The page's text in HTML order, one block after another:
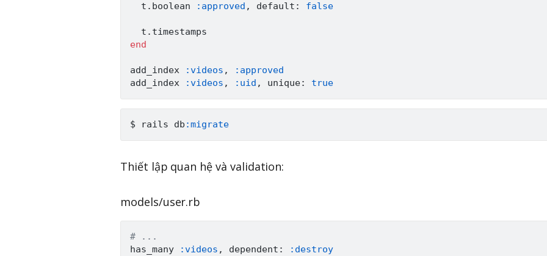
  t
. boolean :approved , default : false
  t
.
end
add_index :videos ,
:approved
add_index
:videos , :uid , unique: true
$ rails db :migrate
Thiết lập quan hệ và validation:
models/user.rb
# ...
has_many
:videos , dependent : :destroy